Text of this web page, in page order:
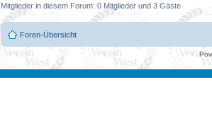
Mitglieder in diesem Forum: 0 Mitglieder und 3 Gäste
Foren-Übersicht